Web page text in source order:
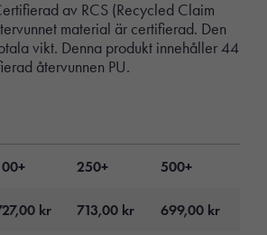
av RCS (Recycled Claim
material är certifierad. Den
vikt. Denna produkt innehåller 44
återvunnen PU.
250+ 500+
kr 713,00 kr 699,00 kr